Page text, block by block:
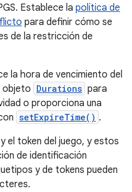
Establece la política de
para definir cómo se
de la restricción de
la hora de vencimiento del
objeto Durations para
o proporciona una
setExpireTime() .
el token del juego, y estos
de identificación
y de tokens pueden